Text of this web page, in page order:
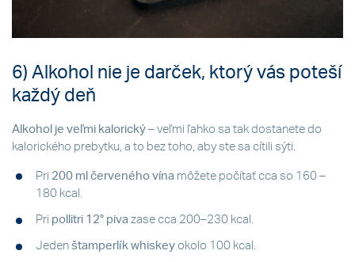
6) Alkohol nie je darček, ktorý vás poteší
každý deň
Alkohol je veľmi kalorický – veľmi ľahko sa tak dostanete do
kalorického prebytku, a to bez toho, aby ste sa cítili sýti.
Pri 200 ml červeného vína môžete počítať cca so 160 –
180 kcal.
Pri pollitri 12° piva zase cca 200–230 kcal.
Jeden štamperlík whiskey okolo 100 kcal.